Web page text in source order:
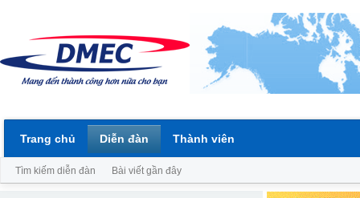
Trang chủ Diễn đàn
Tìm kiếm diễn đàn Bài viết gần đây
Thành viên